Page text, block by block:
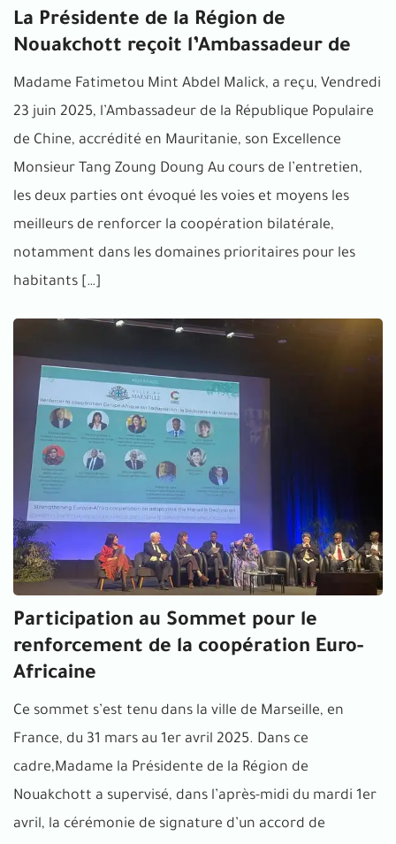
La Présidente de la Région de
Nouakchott reçoit l’Ambassadeur de
Madame Fatimetou Mint Abdel Malick, a reçu, Vendredi
23 juin 2025, l’Ambassadeur de la République Populaire
de Chine, accrédité en Mauritanie, son Excellence
Monsieur Tang Zoung Doung Au cours de l’entretien,
les deux parties ont évoqué les voies et moyens les
meilleurs de renforcer la coopération bilatérale,
notamment dans les domaines prioritaires pour les
habitants […]
Participation au Sommet pour le
renforcement de la coopération Euro-
Africaine
Ce sommet s’est tenu dans la ville de Marseille, en
France, du 31 mars au 1er avril 2025. Dans ce
cadre,Madame la Présidente de la Région de
Nouakchott a supervisé, dans l’après-midi du mardi 1er
avril, la cérémonie de signature d’un accord de